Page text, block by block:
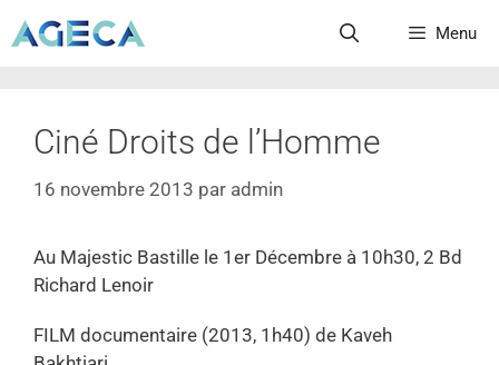
Menu
Ciné Droits de l’Homme
16 novembre 2013 par admin
Au Majestic Bastille le 1er Décembre à 10h30, 2 Bd
Richard Lenoir
FILM documentaire (2013, 1h40) de Kaveh